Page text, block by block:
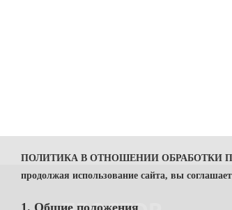
ПОЛИТИКА В ОТНОШЕНИИ ОБРАБОТКИ
продолжая использование сайта, вы
1. Общие положения